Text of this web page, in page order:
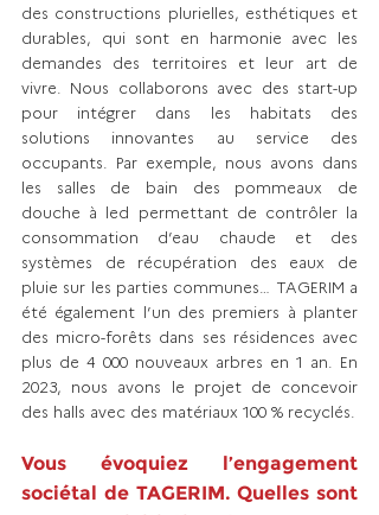
des constructions plurielles, esthétiques et
durables, qui sont en harmonie avec les
demandes des territoires et leur art de
vivre. Nous collaborons avec des start-up
pour intégrer dans les habitats des
solutions innovantes au service des
occupants. Par exemple, nous avons dans
les salles de bain des pommeaux de
douche à led permettant de contrôler la
consommation d’eau chaude et des
systèmes de récupération des eaux de
pluie sur les parties communes… TAGERIM a
été également l’un des premiers à planter
des micro-forêts dans ses résidences avec
plus de 4 000 nouveaux arbres en 1 an. En
2023, nous avons le projet de concevoir
des halls avec des matériaux 100 % recyclés.
Vous évoquiez l’engagement
sociétal de TAGERIM. Quelles sont